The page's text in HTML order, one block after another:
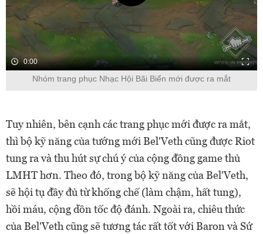
0:00
Nhóm trang phục Nhạc Hội Bãi Biển mới được ra mắt
Tuy nhiên, bên cạnh các trang phục mới được ra mắt,
thì bộ kỹ năng của tướng mới Bel'Veth cũng được Riot
tung ra và thu hút sự chú ý của cộng đồng game thủ
LMHT hơn. Theo đó, trong bộ kỹ năng của Bel'Veth,
sẽ hội tụ đầy đủ từ khống chế (làm chậm, hất tung),
hồi máu, cộng dồn tốc độ đánh. Ngoài ra, chiêu thức
của Bel'Veth cũng sẽ tương tác rất tốt với Baron và Sứ